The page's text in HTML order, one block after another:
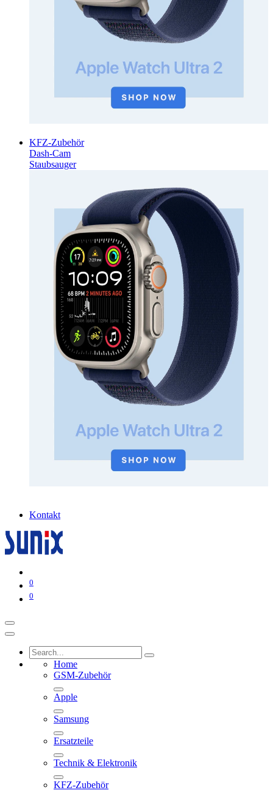
KFZ-Zubehör
Dash-Cam
Staubsauger
Kontakt
0
0
Home
GSM-Zubehör
Apple
Samsung
Ersatzteile
Technik & Elektronik
KFZ-Zubehör